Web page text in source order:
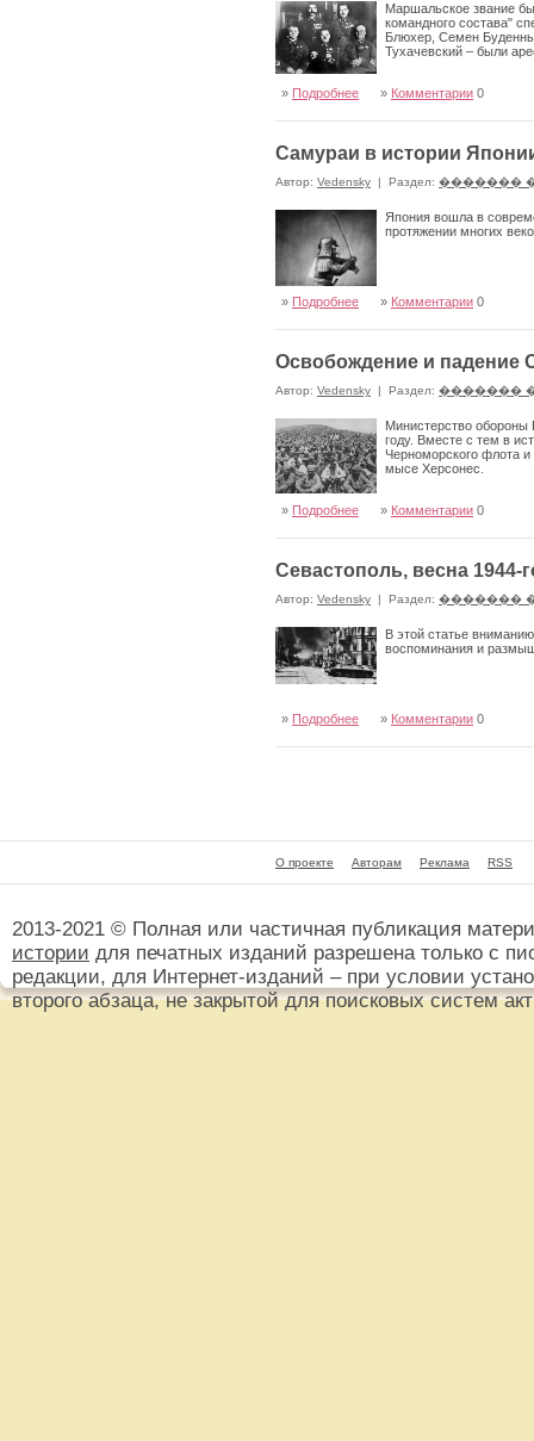
Маршальское звание
командного состава"
Блюхер, Семен
Тухачевский – были
» Подробнее » Комментарии 0
Самураи в истории
Автор: Vedensky | Раздел: �������
Япония вошла в
протяжении многих
» Подробнее » Комментарии 0
Освобождение и падение
Автор: Vedensky | Раздел: �������
Министерство обороны
году. Вместе с тем в
Черноморского флота и
мысе Херсонес.
» Подробнее » Комментарии 0
Севастополь, весна 1944-
Автор: Vedensky | Раздел: �������
В этой статье
воспоминания и
» Подробнее » Комментарии 0
О проекте Авторам Реклама RSS
2013-2021 © Полная или частичная публикация
истории для печатных изданий разрешена только с
редакции, для Интернет-изданий – при условии
второго абзаца, не закрытой для поисковых систем